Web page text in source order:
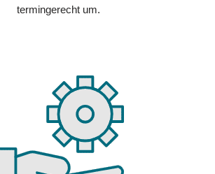
termingerecht um.